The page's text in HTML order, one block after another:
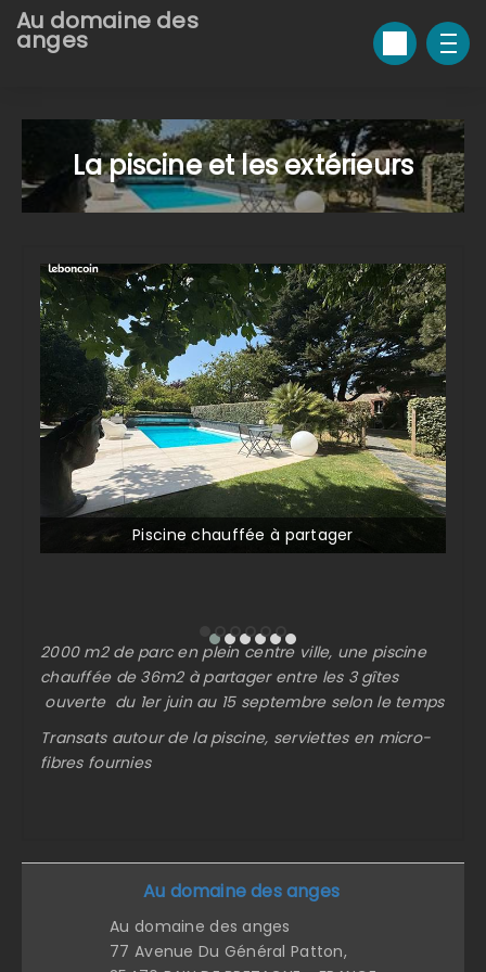
Au domaine des
anges
La piscine et les extérieurs
Piscine chauffée à partager
2000 m2 de parc en plein centre ville, une piscine
chauffée de 36m2 à partager entre les 3 gîtes
ouverte du 1er juin au 15 septembre selon le temps
Transats autour de la piscine, serviettes en micro-
fibres fournies
Au domaine des anges
Au domaine des anges
77 Avenue Du Général Patton,